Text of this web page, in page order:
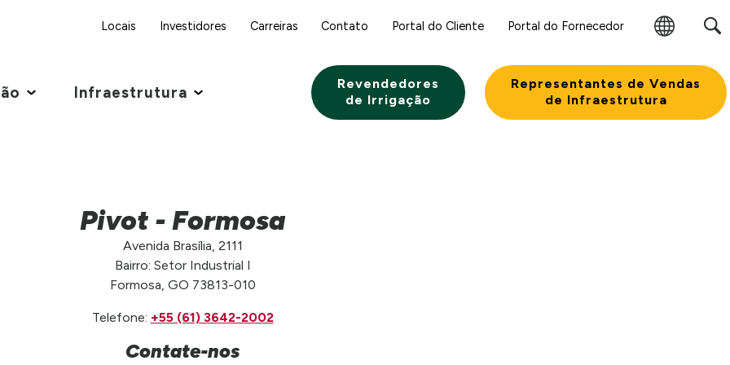
Locais Investidores Carreiras Contato Portal do Cliente Portal do Fornecedor
Alterar
Infraestrutura
Revendedores
de Irrigação
Representantes de Vendas
de Infraestrutura
Pivot - Formosa
Avenida Brasília, 2111
Bairro: Setor Industrial I
Formosa, GO 73813-010
Telefone: +55 (61) 3642-2002
Contate-nos